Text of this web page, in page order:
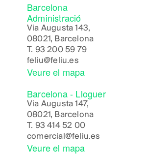
Barcelona
Administració
Via Augusta 143,
08021, Barcelona
T. 93 200 59 79
feliu@feliu.es
Veure el mapa
Barcelona - Lloguer
Via Augusta 147,
08021, Barcelona
T. 93 414 52 00
comercial@feliu.es
Veure el mapa